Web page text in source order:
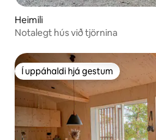
Heimili
Notalegt hús við tjörnina
Í uppáhaldi hjá gestum
Í uppáhaldi hjá gestum